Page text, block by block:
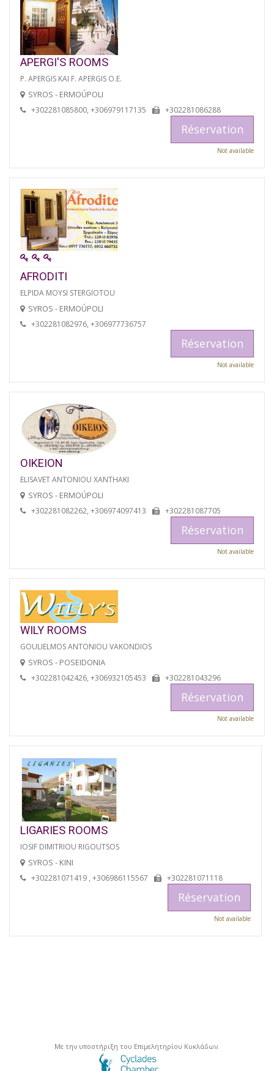
APERGI'S ROOMS
P. APERGIS KAI F. APERGIS O.E.
SYROS - ERMOÚPOLI
+302281085800, +306979117135 +302281086288
Réservation
Not available
AFRODITI
ELPIDA MOYSI STERGIOTOU
SYROS - ERMOÚPOLI
+302281082976, +306977736757
Réservation
Not available
OIKEION
ELISAVET ANTONIOU XANTHAKI
SYROS - ERMOÚPOLI
+302281082262, +306974097413 +302281087705
Réservation
Not available
WILY ROOMS
GOULIELMOS ANTONIOU VAKONDIOS
SYROS - POSEIDONIA
+302281042426, +306932105453 +302281043296
Réservation
Not available
LIGARIES ROOMS
IOSIF DIMITRIOU RIGOUTSOS
SYROS - KINI
+302281071419 , +306986115567 +302281071118
Réservation
Not available
Με την υποστήριξη του Επιμελητηρίου Κυκλάδων.